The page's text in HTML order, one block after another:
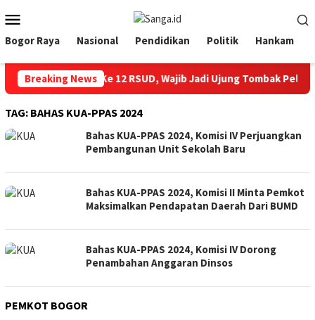
ke
kontenMobile
Bogor Raya Nasional Pendidikan Politik Hankam
Breaking News
Hadiri HUT Ke 12 RSUD, Wajib Jadi Ujung Tombak
TAG: BAHAS KUA-PPAS 2024
Bahas KUA-PPAS 2024, Komisi IV Perjuangkan
Pembangunan Unit Sekolah Baru
Bahas KUA-PPAS 2024, Komisi II Minta Pemkot
Maksimalkan Pendapatan Daerah Dari BUMD
Bahas KUA-PPAS 2024, Komisi IV Dorong
Penambahan Anggaran Dinsos
PEMKOT BOGOR